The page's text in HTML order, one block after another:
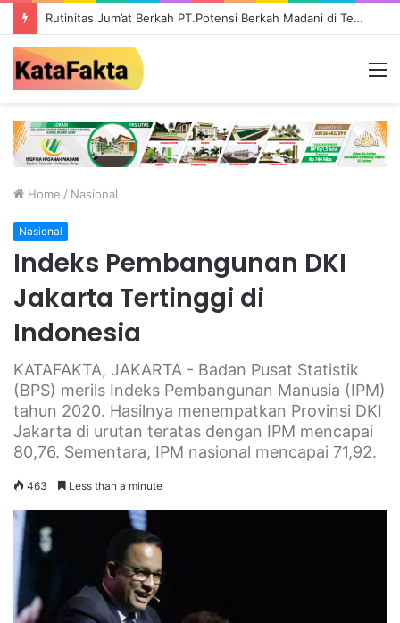
Rutinitas Jum’at Berkah PT.Potensi Berkah Madani di Tebo, Salurkan Bantuan ke Masyarakat
Home / Nasional
Nasional
Indeks Pembangunan DKI
Jakarta Tertinggi di
Indonesia
KATAFAKTA, JAKARTA - Badan Pusat Statistik
(BPS) merils Indeks Pembangunan Manusia (IPM)
tahun 2020. Hasilnya menempatkan Provinsi DKI
Jakarta di urutan teratas dengan IPM mencapai
80,76. Sementara, IPM nasional mencapai 71,92.
463 Less than a minute